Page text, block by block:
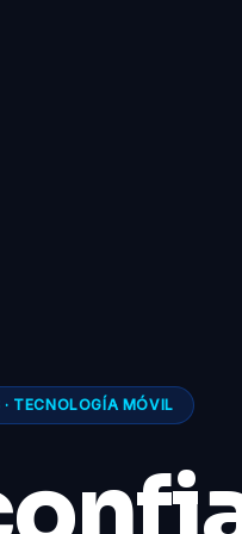
TECNOLOGÍA MÓVIL